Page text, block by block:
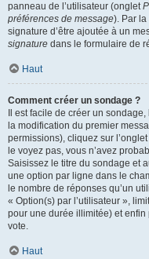
panneau de l’utilisateur (onglet
préférences de message). Par
signature d’être ajoutée à un
signature dans le formulaire de
Haut
Comment créer un sondage ?
Il est facile de créer un
la modification du premier
permissions), cliquez sur l’onglet
le voyez pas, vous n’avez
Saisissez le titre du sondage et
une option par ligne dans le
le nombre de réponses qu’un
« Option(s) par l’utilisateur »,
pour une durée illimitée) et
vote.
Haut